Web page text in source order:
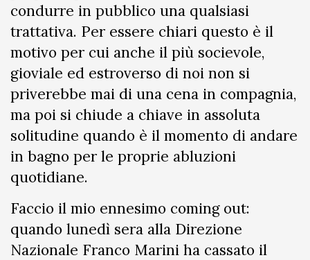
condurre in pubblico una qualsiasi
trattativa. Per essere chiari questo è il
motivo per cui anche il più socievole,
gioviale ed estroverso di noi non si
priverebbe mai di una cena in compagnia,
ma poi si chiude a chiave in assoluta
solitudine quando è il momento di andare
in bagno per le proprie abluzioni
quotidiane.
Faccio il mio ennesimo coming out:
quando lunedì sera alla Direzione
Nazionale Franco Marini ha cassato il